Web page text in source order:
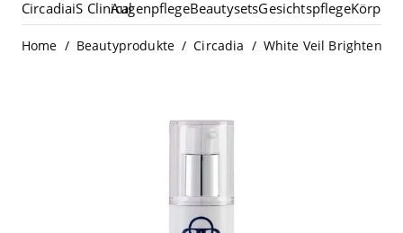
CircadiaiS ClinicalAugenpflegeBeautysetsGesichtspflege
Home / Beautyprodukte / Circadia / White Veil Brightener